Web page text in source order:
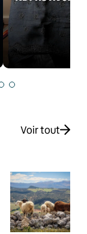
Voir tout